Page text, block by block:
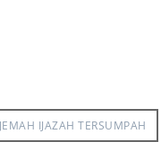
IJAZAH TERSUMPAH